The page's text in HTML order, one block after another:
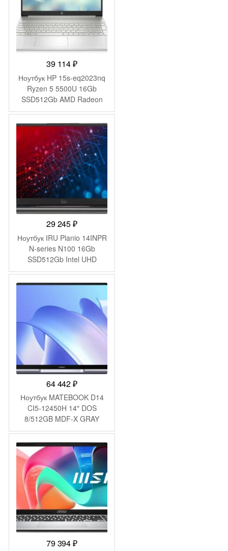
39 114₽
Ноутбук HP 15s-eq2023nq
Ryzen 5 5500U 16Gb
SSD512Gb AMD Radeon
Graphics 15.6″ IPS FHD
(1920×1080) FreeDOS
silver WiFi BT Cam
(4Q6E6EA)
29 245₽
Ноутбук IRU Planio 14INPR
N-series N100 16Gb
SSD512Gb Intel UHD
Graphics 14″ IPS FHD
(1920×1080) Windows 11
5000mAh (2078485)
64 442₽
Ноутбук MATEBOOK D14
CI5-12450H 14″ DOS
8/512GB MDF-X GRAY
HUAWEI
79 394₽